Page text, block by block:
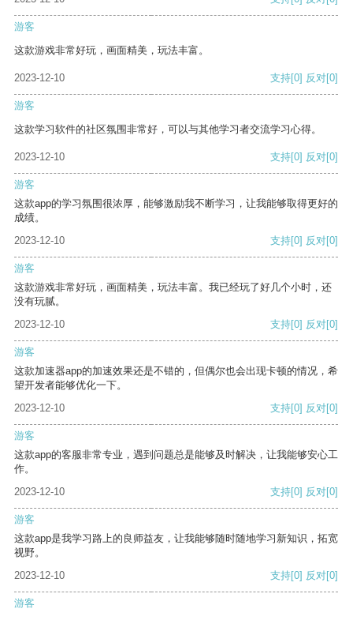
游客
这款游戏非常好玩，画面精美，玩法丰富。
2023-12-10 支持[0] 反对[0]
游客
这款学习软件的社区氛围非常好，可以与其他学习者交流学习心得。
2023-12-10 支持[0] 反对[0]
游客
这款app的学习氛围很浓厚，能够激励我不断学习，让我能够取得更好的
成绩。
2023-12-10
支持[0] 反对[0]
游客
这款游戏非常好玩，画面精美，玩法丰富。我已经玩了好几个小时，还
没有玩腻。
2023-12-10
支持[0] 反对[0]
游客
这款加速器app的加速效果还是不错的，但偶尔也会出现卡顿的情况，希
望开发者能够优化一下。
2023-12-10
支持[0] 反对[0]
游客
这款app的客服非常专业，遇到问题总是能够及时解决，让我能够安心工
作。
2023-12-10
支持[0] 反对[0]
游客
这款app是我学习路上的良师益友，让我能够随时随地学习新知识，拓宽
视野。
2023-12-10
支持[0] 反对[0]
游客